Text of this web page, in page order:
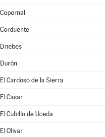
Copernal
Corduente
Driebes
Durón
El Cardoso de la Sierra
El Casar
El Cubillo de Uceda
El Olivar